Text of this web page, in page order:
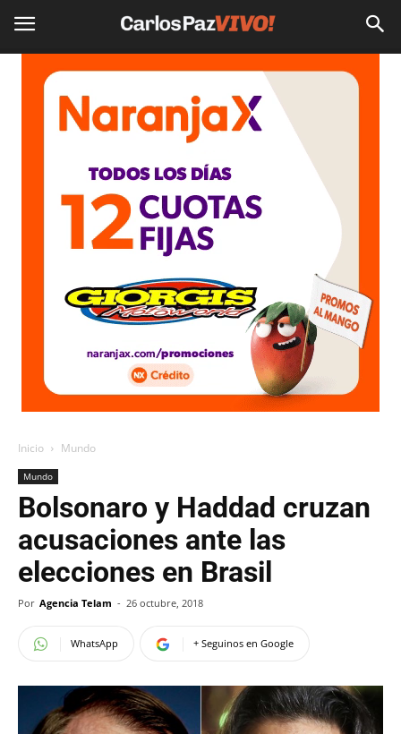
Inicio Mundo
Mundo
Bolsonaro y Haddad cruzan
acusaciones ante las
elecciones en Brasil
Por Agencia Telam - 26 octubre, 2018
WhatsApp + Seguinos en Google